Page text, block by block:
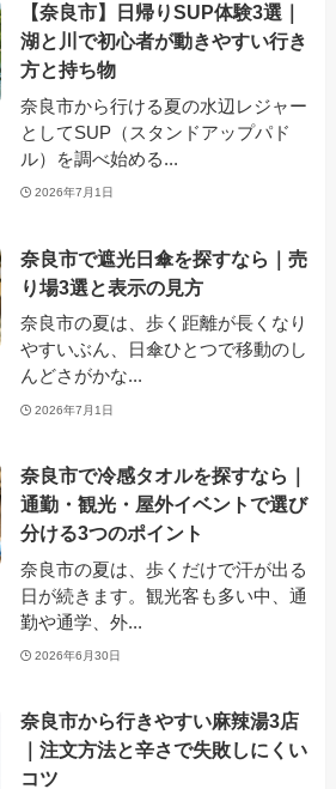
【奈良市】日帰りSUP体験3選｜
湖と川で初心者が動きやすい行き
方と持ち物
奈良市から行ける夏の水辺レジャー
としてSUP（スタンドアップパド
ル）を調べ始める...
2026年7月1日
奈良市で遮光日傘を探すなら｜売
り場3選と表示の見方
奈良市の夏は、歩く距離が長くなり
やすいぶん、日傘ひとつで移動のし
んどさがかな...
2026年7月1日
奈良市で冷感タオルを探すなら｜
通勤・観光・屋外イベントで選び
分ける3つのポイント
奈良市の夏は、歩くだけで汗が出る
日が続きます。観光客も多い中、通
勤や通学、外...
2026年6月30日
奈良市から行きやすい麻辣湯3店
｜注文方法と辛さで失敗しにくい
コツ